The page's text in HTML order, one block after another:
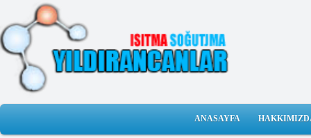
ANASAYFA